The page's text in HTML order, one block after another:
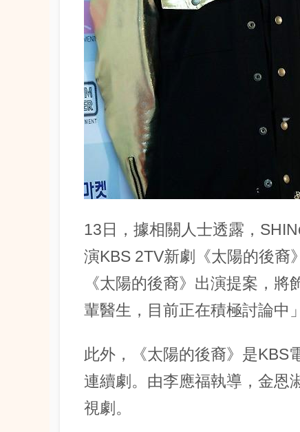
13日，據相關人士透露，
演KBS 2TV新劇《太陽的後裔
《太陽的後裔》出演提案，
輩醫生，目前正在積極討論中
此外，《太陽的後裔》是KBS
連續劇。由李應福執導，金恩
視劇。